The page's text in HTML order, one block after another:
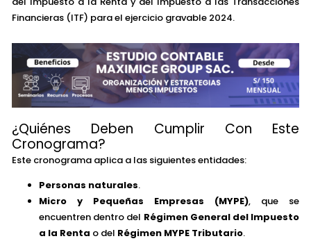
Financieras (ITF) para el ejercicio gravable 2024.
¿Quiénes Deben Cumplir Con Este
Cronograma?
Este cronograma aplica a las siguientes entidades:
Personas naturales.
Micro y Pequeñas Empresas (MYPE), que se
encuentren dentro del Régimen General del Impuesto
a la Renta o del Régimen MYPE Tributario.